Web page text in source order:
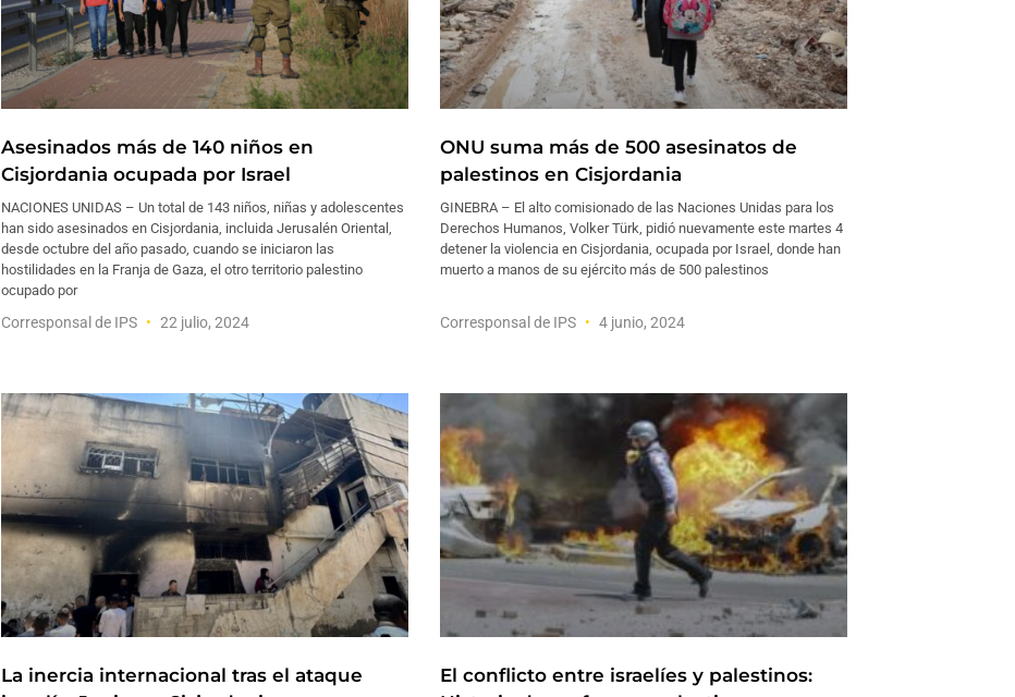
Asesinados más de 140 niños en
Cisjordania ocupada por Israel
NACIONES UNIDAS – Un total de 143 niños, niñas y adolescentes
han sido asesinados en Cisjordania, incluida Jerusalén Oriental,
desde octubre del año pasado, cuando se iniciaron las
hostilidades en la Franja de Gaza, el otro territorio palestino
ocupado por
Corresponsal de IPS 22 julio, 2024
ONU suma más de 500 asesinatos de
palestinos en Cisjordania
GINEBRA – El alto comisionado de las Naciones Unidas para los
Derechos Humanos, Volker Türk, pidió nuevamente este martes 4
detener la violencia en Cisjordania, ocupada por Israel, donde han
muerto a manos de su ejército más de 500 palestinos
Corresponsal de IPS 4 junio, 2024
La inercia internacional tras el ataque
El conflicto entre israelíes y palestinos: